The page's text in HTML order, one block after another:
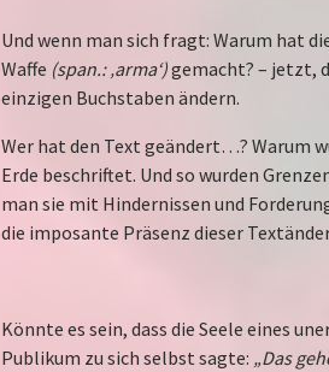
Und wenn man sich fragt: Warum hat
Waffe (span.: ‚arma‘)gemacht? – jetzt,
einzigen Buchstaben ändern.
Wer hat den Text geändert…? Warum
Erde beschriftet. Und so wurden
man sie mit Hindernissen und
die imposante Präsenz dieser
Könnte es sein, dass die Seele eines
Publikum zu sich selbst sagte: „Das